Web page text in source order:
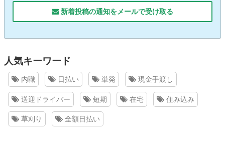
新着投稿の通知をメールで受け取る
人気キーワード
内職 日払い 単発 現金手渡し
送迎ドライバー 短期 在宅 住み込み
草刈り 全額日払い